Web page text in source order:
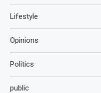
Lifestyle
Opinions
Politics
public